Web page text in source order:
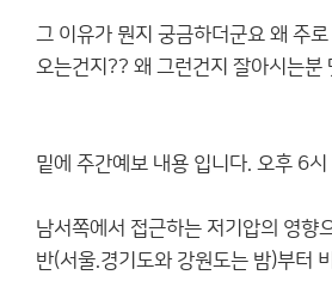
그 이유가 뭔지 궁금하더군요 왜 주
오는건지?? 왜 그런건지 잘아시는분
밑에 주간예보 내용 입니다. 오후 6시
남서쪽에서 접근하는 저기압의 영향
반(서울.경기도와 강원도는 밤)부터